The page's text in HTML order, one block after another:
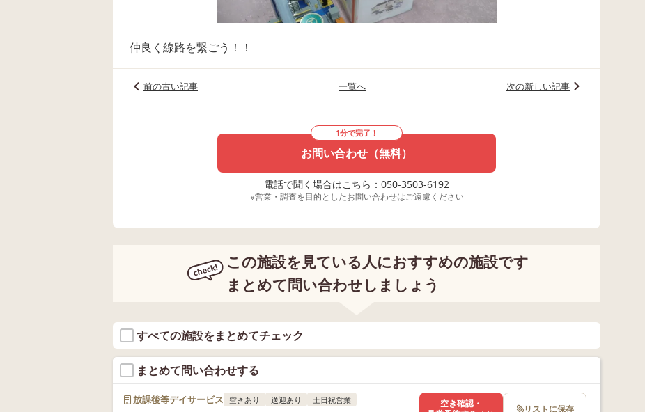
仲良く線路を繋ごう！！
前の古い記事 一覧へ 次の新しい記事
1分で完了！
お問い合わせ（無料）
電話で聞く場合はこちら：050-3503-6192
※営業・調査を目的としたお問い合わせはご遠慮ください
この施設を見ている人におすすめの施設です
まとめて問い合わせしましょう
すべての施設をまとめてチェック
まとめて問い合わせする
放課後等デイサービス 空きあり 送迎あり 土日祝営業
空き確認・
リストに保存